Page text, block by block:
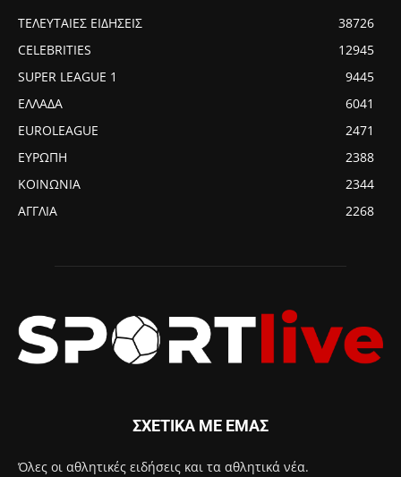
ΤΕΛΕΥΤΑΙΕΣ ΕΙΔΗΣΕΙΣ
38726
CELEBRITIES
12945
SUPER LEAGUE 1
9445
ΕΛΛΑΔΑ
6041
EUROLEAGUE
2471
ΕΥΡΩΠΗ
2388
ΚΟΙΝΩΝΙΑ
2344
ΑΓΓΛΙΑ
2268
ΣΧΕΤΙΚΑ ΜΕ ΕΜΑΣ
Όλες οι αθλητικές ειδήσεις και τα αθλητικά νέα.